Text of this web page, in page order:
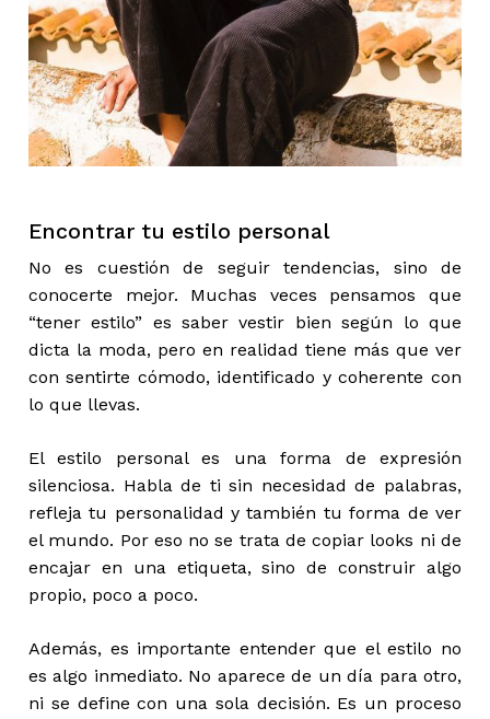
Encontrar tu estilo personal
No es cuestión de seguir tendencias, sino de
conocerte mejor. Muchas veces pensamos que
“tener estilo” es saber vestir bien según lo que
dicta la moda, pero en realidad tiene más que ver
con sentirte cómodo, identificado y coherente con
lo que llevas.
El estilo personal es una forma de expresión
silenciosa. Habla de ti sin necesidad de palabras,
refleja tu personalidad y también tu forma de ver
el mundo. Por eso no se trata de copiar looks ni de
encajar en una etiqueta, sino de construir algo
propio, poco a poco.
Además, es importante entender que el estilo no
es algo inmediato. No aparece de un día para otro,
ni se define con una sola decisión. Es un proceso